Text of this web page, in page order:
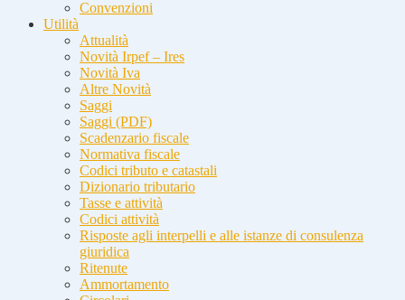
Convenzioni
Utilità
Attualità
Novità Irpef – Ires
Novità Iva
Altre Novità
Saggi
Saggi (PDF)
Scadenzario fiscale
Normativa fiscale
Codici tributo e catastali
Dizionario tributario
Tasse e attività
Codici attività
Risposte agli interpelli e alle istanze di consulenza
giuridica
Ritenute
Ammortamento